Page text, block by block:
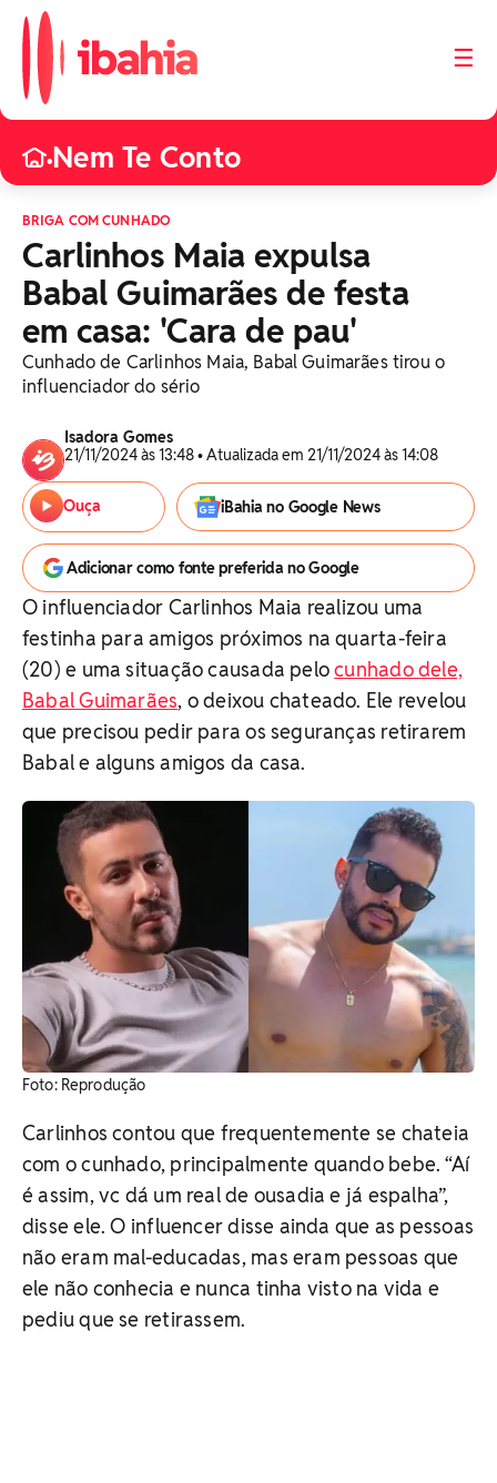
☰
•Nem Te Conto
BRIGA COM CUNHADO
Carlinhos Maia expulsa
Babal Guimarães de festa
em casa: 'Cara de pau'
Cunhado de Carlinhos Maia, Babal Guimarães tirou o
influenciador do sério
Isadora Gomes
21/11/2024 às 13:48 • Atualizada em 21/11/2024 às 14:08
Ouça iBahia no Google News
Adicionar como fonte preferida no Google
O influenciador Carlinhos Maia realizou uma
festinha para amigos próximos na quarta-feira
(20) e uma situação causada pelocunhado dele,
Babal Guimarães, o deixou chateado. Ele revelou
que precisou pedir para os seguranças retirarem
Babal e alguns amigos da casa.
Foto: Reprodução
Carlinhos contou que frequentemente se chateia
com o cunhado, principalmente quando bebe. “Aí
é assim, vc dá um real de ousadia e já espalha”,
disse ele. O influencer disse ainda que as pessoas
não eram mal-educadas, mas eram pessoas que
ele não conhecia e nunca tinha visto na vida e
pediu que se retirassem.